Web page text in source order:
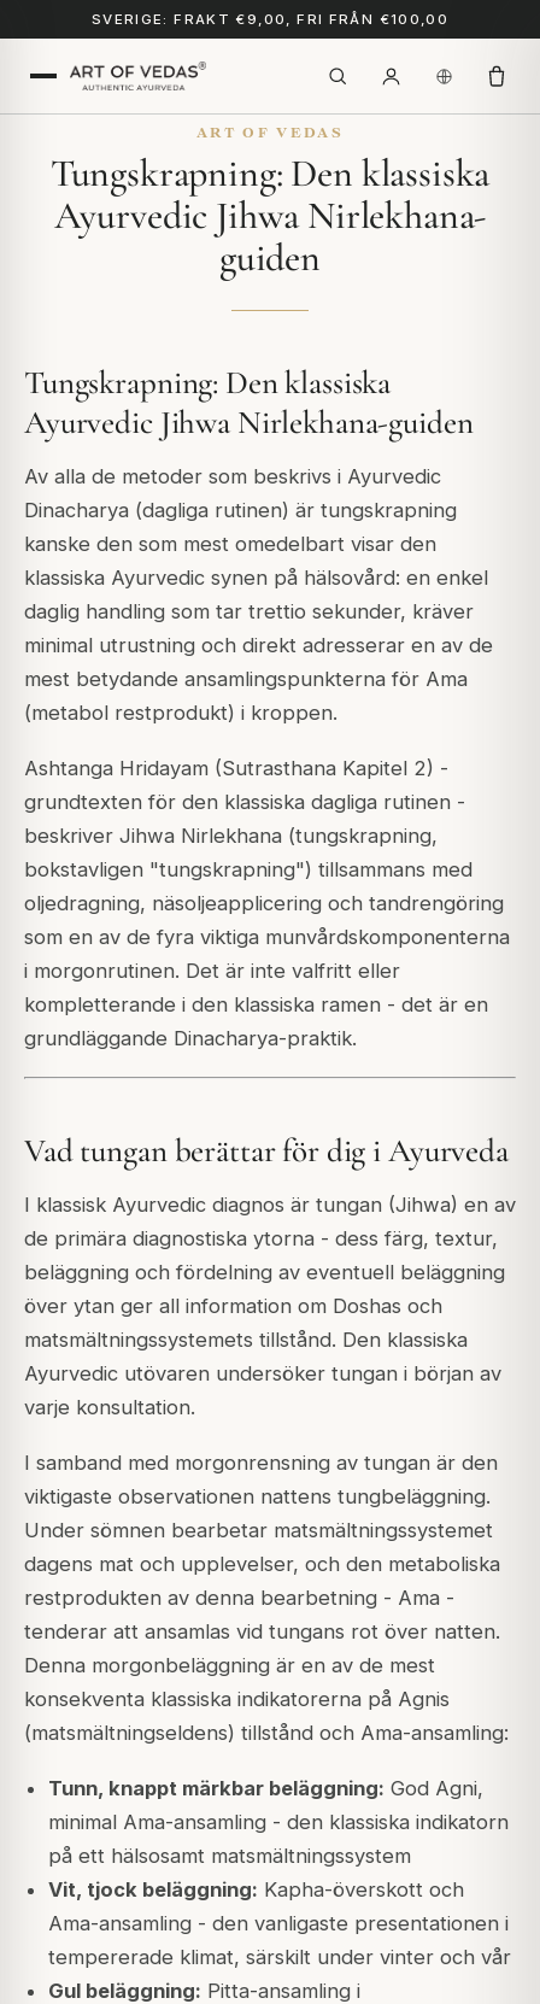
SVERIGE: FRAKT €9,00, FRI FRÅN €100,00
ART OF VEDAS
Tungskrapning: Den klassiska
Ayurvedic Jihwa Nirlekhana-
guiden
Tungskrapning: Den klassiska
Ayurvedic Jihwa Nirlekhana-guiden
Av alla de metoder som beskrivs i Ayurvedic
Dinacharya (dagliga rutinen) är tungskrapning
kanske den som mest omedelbart visar den
klassiska Ayurvedic synen på hälsovård: en enkel
daglig handling som tar trettio sekunder, kräver
minimal utrustning och direkt adresserar en av de
mest betydande ansamlingspunkterna för Ama
(metabol restprodukt) i kroppen.
Ashtanga Hridayam (Sutrasthana Kapitel 2) -
grundtexten för den klassiska dagliga rutinen -
beskriver Jihwa Nirlekhana (tungskrapning,
bokstavligen "tungskrapning") tillsammans med
oljedragning, näsoljeapplicering och tandrengöring
som en av de fyra viktiga munvårdskomponenterna
i morgonrutinen. Det är inte valfritt eller
kompletterande i den klassiska ramen - det är en
grundläggande Dinacharya-praktik.
Vad tungan berättar för dig i Ayurveda
I klassisk Ayurvedic diagnos är tungan (Jihwa) en av
de primära diagnostiska ytorna - dess färg, textur,
beläggning och fördelning av eventuell beläggning
över ytan ger all information om Doshas och
matsmältningssystemets tillstånd. Den klassiska
Ayurvedic utövaren undersöker tungan i början av
varje konsultation.
I samband med morgonrensning av tungan är den
viktigaste observationen nattens tungbeläggning.
Under sömnen bearbetar matsmältningssystemet
dagens mat och upplevelser, och den metaboliska
restprodukten av denna bearbetning - Ama -
tenderar att ansamlas vid tungans rot över natten.
Denna morgonbeläggning är en av de mest
konsekventa klassiska indikatorerna på Agnis
(matsmältningseldens) tillstånd och Ama-ansamling:
Tunn, knappt märkbar beläggning: God Agni,
minimal Ama-ansamling - den klassiska indikatorn
på ett hälsosamt matsmältningssystem
Vit, tjock beläggning: Kapha-överskott och
Ama-ansamling - den vanligaste presentationen i
tempererade klimat, särskilt under vinter och vår
Gul beläggning: Pitta-ansamling i